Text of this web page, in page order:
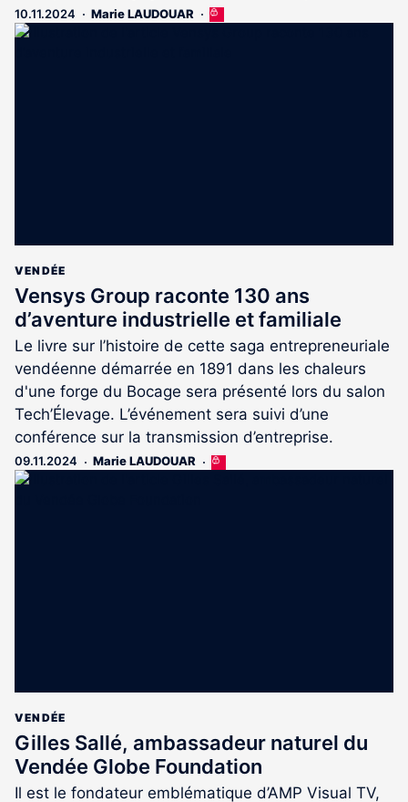
10.11.2024 Marie LAUDOUAR
Cet
VENDÉE
Vensys Group raconte 130 ans
d’aventure industrielle et familiale
Le livre sur l’histoire de cette saga entrepreneuriale
vendéenne démarrée en 1891 dans les chaleurs
d'une forge du Bocage sera présenté lors du salon
Tech’Élevage. L’événement sera suivi d’une
conférence sur la transmission d’entreprise.
09.11.2024 Marie LAUDOUAR
Cet
VENDÉE
Gilles Sallé, ambassadeur naturel du
Vendée Globe Foundation
Il est le fondateur emblématique d’AMP Visual TV,